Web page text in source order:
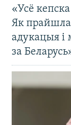
«Усё
Як прайшла
адукацыя
за